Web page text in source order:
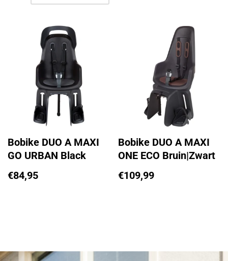
Bobike DUO A MAXI
GO URBAN Black
€84,95
Bobike DUO A MAXI
ONE ECO Bruin|Zwart
€109,99